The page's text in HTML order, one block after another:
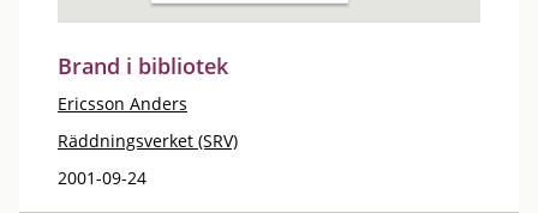
Brand i bibliotek
Ericsson Anders
Räddningsverket (SRV)
2001-09-24